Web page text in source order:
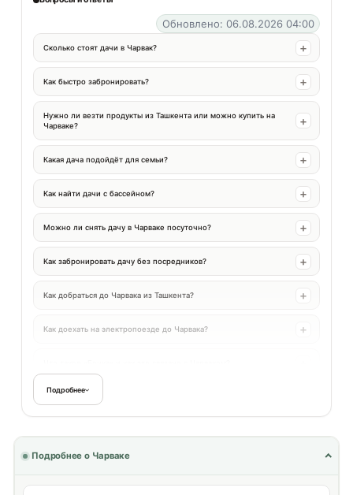
Обновлено: 06.08.2026 04:00
Сколько стоят дачи в Чарвак?
Как быстро забронировать?
Нужно ли везти продукты из Ташкента или можно купить на
Чарваке?
Какая дача подойдёт для семьи?
Как найти дачи с бассейном?
Можно ли снять дачу в Чарваке посуточно?
Как забронировать дачу без посредников?
Как добраться до Чарвака из Ташкента?
Как доехать на электропоезде до Чарвака?
Есть ли дачи с сауной или хаммамом?
Подробнее
Подробнее о Чарваке